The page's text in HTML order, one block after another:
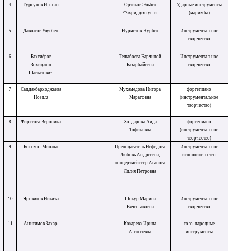
4
Турсунов Ильхан
Ортиков Эльбек
Фахриддин угли
Ударные инструменты
(маримба)
5 Давлатов Улугбек Нурметов Нурбек
Инструментальное
творчество
6
Бахтиёров
Зохиджон
Шавкатович
Тешабоева Барчиной
Базарбайевна
Инструментальное
творчество
7
Саидакбарходжаева
Нозиля
Мухамедова Нигора
Маратовна
фортепиано
(инструментальное
творчество)
8 Фирстова Вероника
Холдарова Аида
Тофиковна
фортепиано
(инструментальное
творчество)
9
Богомол Милана
Преподаватель Нефедова
Любовь Андреевна,
концертмейстер Агапова
Лилия Петровна
Инструментальное
исполнительство
10 Яровиков Никита
Шокур Марина
Вячеславовна
Инструментальное
творчество
11 Анисимов Захар
Кокарева Ирина
Алексеевна
соло. народные
инструменты